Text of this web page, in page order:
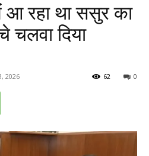
रहा था ससुर का
चलवा दिया
2026 0
62